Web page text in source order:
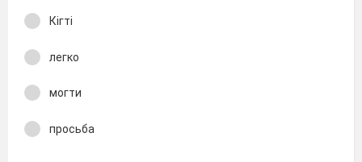
Кігті
легко
могти
просьба